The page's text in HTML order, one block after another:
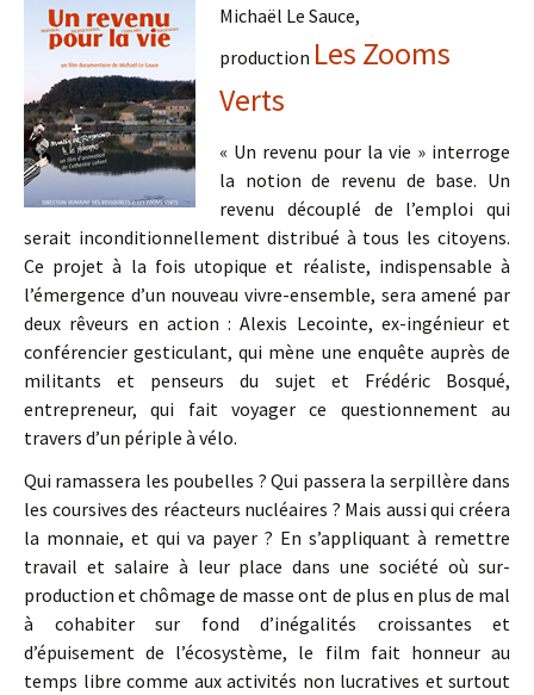
Michaël Le Sauce,
production Les Zooms
Verts
« Un revenu pour la vie » interroge
la notion de revenu de base. Un
revenu découplé de l’emploi qui
serait inconditionnellement distribué à tous les citoyens.
Ce projet à la fois utopique et réaliste, indispensable à
l’émergence d’un nouveau vivre-ensemble, sera amené par
deux rêveurs en action : Alexis Lecointe, ex-ingénieur et
conférencier gesticulant, qui mène une enquête auprès de
militants et penseurs du sujet et Frédéric Bosqué,
entrepreneur, qui fait voyager ce questionnement au
travers d’un périple à vélo.
Qui ramassera les poubelles ? Qui passera la serpillère dans
les coursives des réacteurs nucléaires ? Mais aussi qui créera
la monnaie, et qui va payer ? En s’appliquant à remettre
travail et salaire à leur place dans une société où sur-
production et chômage de masse ont de plus en plus de mal
à cohabiter sur fond d’inégalités croissantes et
d’épuisement de l’écosystème, le film fait honneur au
temps libre comme aux activités non lucratives et surtout